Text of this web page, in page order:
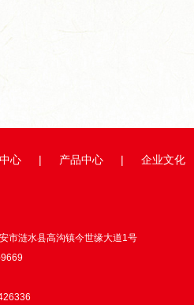
心 | 产品中心 | 企业文化
市涟水县高沟镇今世缘大道1号